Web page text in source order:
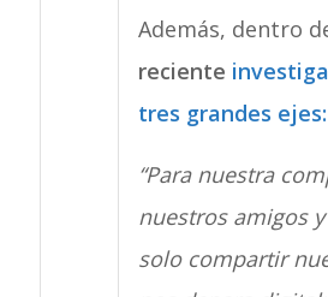
Además, dentro
reciente
tres grandes
“Para nuestra
nuestros amigos
solo compartir